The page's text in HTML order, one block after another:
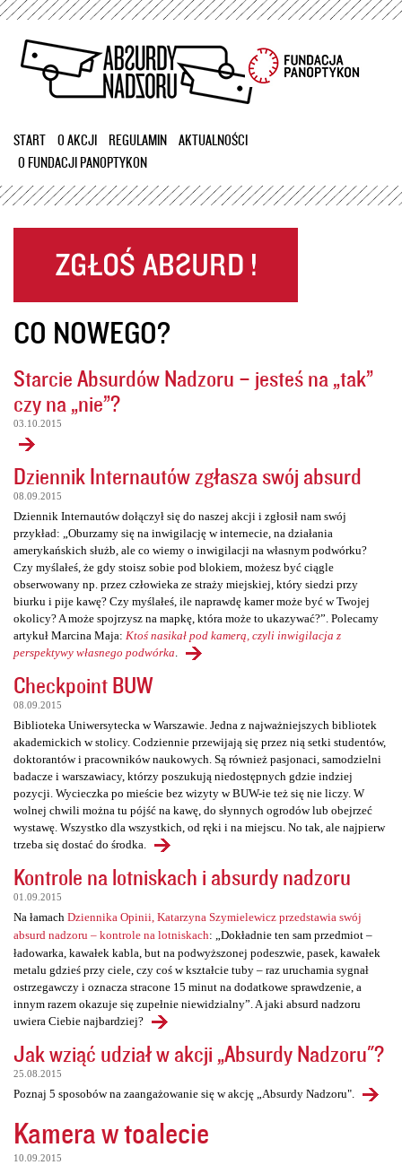
Przejdź
treści
START O AKCJI REGULAMIN
AKTUALNOŚCI
O FUNDACJI PANOPTYKON
CO NOWEGO?
Starcie Absurdów Nadzoru – jesteś na „tak”
czy na „nie”?
03.10.2015
Dziennik Internautów zgłasza swój absurd
08.09.2015
Dziennik Internautów dołączył się do naszej akcji i zgłosił nam swój
przykład: „Oburzamy się na inwigilację w internecie, na działania
amerykańskich służb, ale co wiemy o inwigilacji na własnym podwórku?
Czy myślałeś, że gdy stoisz sobie pod blokiem, możesz być ciągle
obserwowany np. przez człowieka ze straży miejskiej, który siedzi przy
biurku i pije kawę? Czy myślałeś, ile naprawdę kamer może być w Twojej
okolicy? A może spojrzysz na mapkę, która może to ukazywać?”. Polecamy
artykuł Marcina Maja: Ktoś nasikał pod kamerą, czyli inwigilacja z
perspektywy własnego podwórka
Checkpoint BUW
08.09.2015
Biblioteka Uniwersytecka w Warszawie. Jedna z najważniejszych bibliotek
akademickich w stolicy. Codziennie przewijają się przez nią setki studentów,
doktorantów i pracowników naukowych. Są również pasjonaci, samodzielni
badacze i warszawiacy, którzy poszukują niedostępnych gdzie indziej
pozycji. Wycieczka po mieście bez wizyty w BUW-ie też się nie liczy. W
wolnej chwili można tu pójść na kawę, do słynnych ogrodów lub obejrzeć
wystawę. Wszystko dla wszystkich, od ręki i na miejscu. No tak, ale najpierw
trzeba się dostać do środka.
Kontrole na lotniskach i absurdy nadzoru
01.09.2015
Na łamach Dziennika Opinii, Katarzyna Szymielewicz przedstawia swój
absurd nadzoru – kontrole na lotniskach: „Dokładnie ten sam przedmiot –
ładowarka, kawałek kabla, but na podwyższonej podeszwie, pasek, kawałek
metalu gdzieś przy ciele, czy coś w kształcie tuby – raz uruchamia sygnał
ostrzegawczy i oznacza stracone 15 minut na dodatkowe sprawdzenie, a
innym razem okazuje się zupełnie niewidzialny”. A jaki absurd nadzoru
uwiera Ciebie najbardziej?
Jak wziąć udział w akcji „Absurdy Nadzoru"?
25.08.2015
Poznaj 5 sposobów na zaangażowanie się w akcję „Absurdy Nadzoru".
Kamera w toalecie
10.09.2015